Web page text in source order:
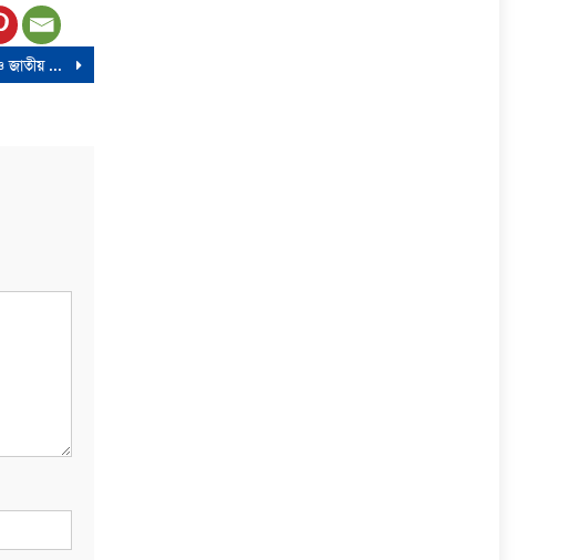
কলাপাড়ায় আ’লীগ ও জাতীয় পাটির নেতাদের নিয়ে স্কুল কমিটির সভাপতির মতবিনিময়, সমালোচনার ঝড়